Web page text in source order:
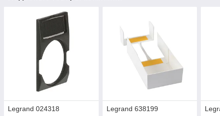
Legrand 024318 Legrand 638199